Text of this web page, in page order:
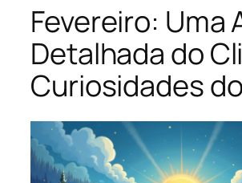
Fevereiro: Uma
Detalhada do
Curiosidades